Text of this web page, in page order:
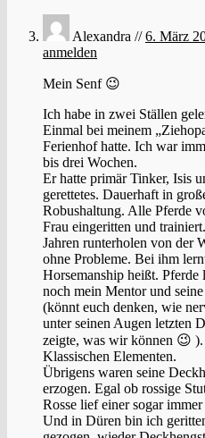
Alexandra //6. März
anmelden
Mein Senf 😉
Ich habe in zwei Ställen
Einmal bei meinem
Ferienhof hatte. Ich war
bis drei Wochen.
Er hatte primär Tinker, Isis
gerettetes. Dauerhaft in
Robushaltung. Alle Pferde
Frau eingeritten und
Jahren runterholen von der
ohne Probleme. Bei ihm
Horsemanship heißt. Pferde
noch mein Mentor und
(könnt euch denken, wie
unter seinen Augen letzten
zeigte, was wir können 😉
Klassischen Elementen.
Übrigens waren seine
erzogen. Egal ob rossige
Rosse lief einer sogar
Und in Düren bin ich